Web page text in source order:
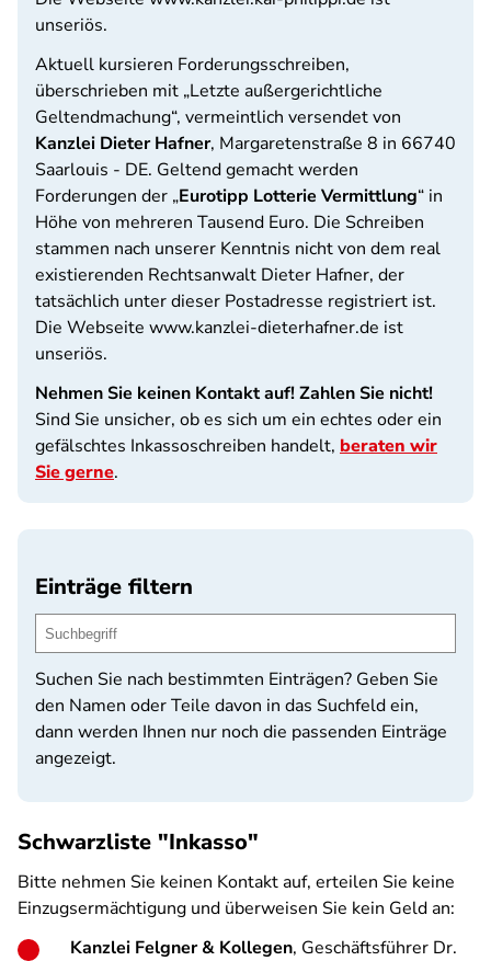
unseriös.
Aktuell kursieren Forderungsschreiben,
überschrieben mit „Letzte außergerichtliche
Geltendmachung“, vermeintlich versendet von
Kanzlei Dieter Hafner, Margaretenstraße 8 in 66740
Saarlouis - DE. Geltend gemacht werden
Forderungen der „Eurotipp Lotterie Vermittlung“ in
Höhe von mehreren Tausend Euro. Die Schreiben
stammen nach unserer Kenntnis nicht von dem real
existierenden Rechtsanwalt Dieter Hafner, der
tatsächlich unter dieser Postadresse registriert ist.
Die Webseite www.kanzlei-dieterhafner.de ist
unseriös.
Nehmen Sie keinen Kontakt auf! Zahlen Sie nicht!
Sind Sie unsicher, ob es sich um ein echtes oder ein
gefälschtes Inkassoschreiben handelt, beraten wir
Sie gerne.
Einträge filtern
Suchen Sie nach bestimmten Einträgen? Geben Sie
den Namen oder Teile davon in das Suchfeld ein,
dann werden Ihnen nur noch die passenden Einträge
angezeigt.
Schwarzliste "Inkasso"
Bitte nehmen Sie keinen Kontakt auf, erteilen Sie keine
Einzugsermächtigung und überweisen Sie kein Geld an:
Kanzlei Felgner & Kollegen, Geschäftsführer Dr.